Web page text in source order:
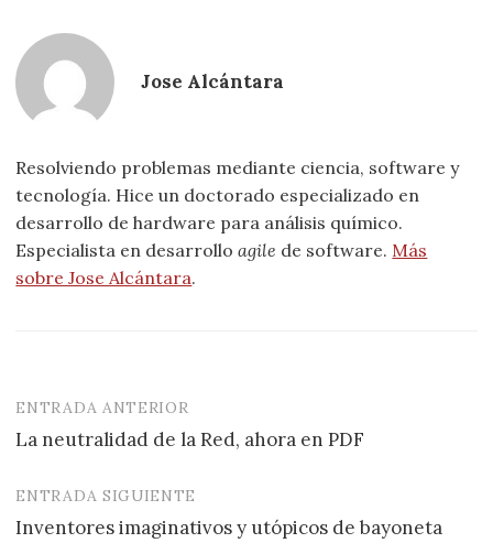
Jose Alcántara
Resolviendo problemas mediante ciencia, software y
tecnología. Hice un doctorado especializado en
desarrollo de hardware para análisis químico.
Especialista en desarrolloagile de software. Más
sobre Jose Alcántara.
Navegación
de
entradas
ENTRADA ANTERIOR
La neutralidad de la Red, ahora en PDF
ENTRADA SIGUIENTE
Inventores imaginativos y utópicos de bayoneta